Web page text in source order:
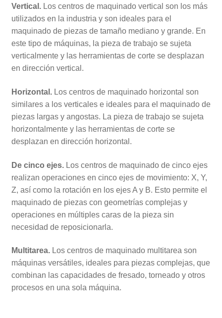
Vertical. Los centros de maquinado vertical son los más
utilizados en la industria y son ideales para el
maquinado de piezas de tamaño mediano y grande. En
este tipo de máquinas, la pieza de trabajo se sujeta
verticalmente y las herramientas de corte se desplazan
en dirección vertical.
Horizontal. Los centros de maquinado horizontal son
similares a los verticales e ideales para el maquinado de
piezas largas y angostas. La pieza de trabajo se sujeta
horizontalmente y las herramientas de corte se
desplazan en dirección horizontal.
De cinco ejes. Los centros de maquinado de cinco ejes
realizan operaciones en cinco ejes de movimiento: X, Y,
Z, así como la rotación en los ejes A y B. Esto permite el
maquinado de piezas con geometrías complejas y
operaciones en múltiples caras de la pieza sin
necesidad de reposicionarla.
Multitarea. Los centros de maquinado multitarea son
máquinas versátiles, ideales para piezas complejas, que
combinan las capacidades de fresado, torneado y otros
procesos en una sola máquina.